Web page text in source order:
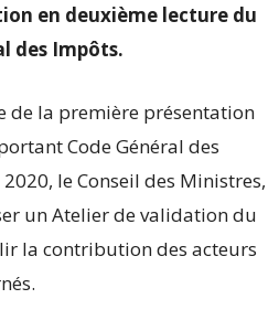
en deuxième lecture du
des Impôts.
de la première présentation
Code Général des
le Conseil des Ministres,
un Atelier de validation du
la contribution des acteurs